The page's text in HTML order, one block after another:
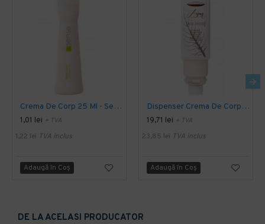
Crema De Corp 25 Ml - Sense
1,01 lei + TVA
1,22 lei TVA inclus
Adaugă în Coş
Dispenser Crema De Corp 450 Ml - Botanika
19,71 lei + TVA
23,85 lei TVA inclus
Adaugă în Coş
DE LA ACELASI PRODUCATOR